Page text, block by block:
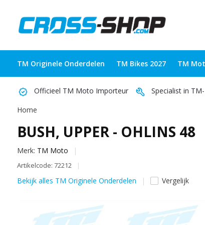
TM Originele Onderdelen TM Bikes 2027 TM
Officieel TM Moto Importeur Specialist in
Home
BUSH, UPPER - OHLINS 48
Merk: TM Moto
Artikelcode: 72212
Bekijk alles TM Originele Onderdelen Vergelijk